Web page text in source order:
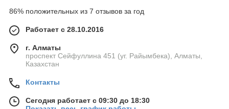
86% положительных из 7 отзывов за год
Работает с 28.10.2016
г. Алматы
проспект Сейфуллина 451 (уг. Райымбека), Алматы,
Казахстан
Контакты
Сегодня работает с 09:30 до 18:30